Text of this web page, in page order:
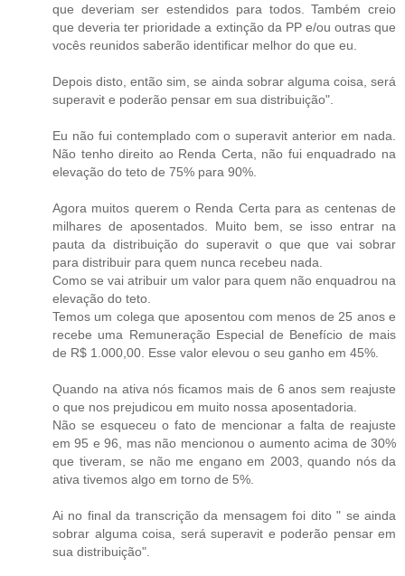
que deveriam ser estendidos para todos. Também creio
que deveria ter prioridade a extinção da PP e/ou outras que
vocês reunidos saberão identificar melhor do que eu.
Depois disto, então sim, se ainda sobrar alguma coisa, será
superavit e poderão pensar em sua distribuição".
Eu não fui contemplado com o superavit anterior em nada.
Não tenho direito ao Renda Certa, não fui enquadrado na
elevação do teto de 75% para 90%.
Agora muitos querem o Renda Certa para as centenas de
milhares de aposentados. Muito bem, se isso entrar na
pauta da distribuição do superavit o que que vai sobrar
para distribuir para quem nunca recebeu nada.
Como se vai atribuir um valor para quem não enquadrou na
elevação do teto.
Temos um colega que aposentou com menos de 25 anos e
recebe uma Remuneração Especial de Benefício de mais
de R$ 1.000,00. Esse valor elevou o seu ganho em 45%.
Quando na ativa nós ficamos mais de 6 anos sem reajuste
o que nos prejudicou em muito nossa aposentadoria.
Não se esqueceu o fato de mencionar a falta de reajuste
em 95 e 96, mas não mencionou o aumento acima de 30%
que tiveram, se não me engano em 2003, quando nós da
ativa tivemos algo em torno de 5%.
Ai no final da transcrição da mensagem foi dito " se ainda
sobrar alguma coisa, será superavit e poderão pensar em
sua distribuição".